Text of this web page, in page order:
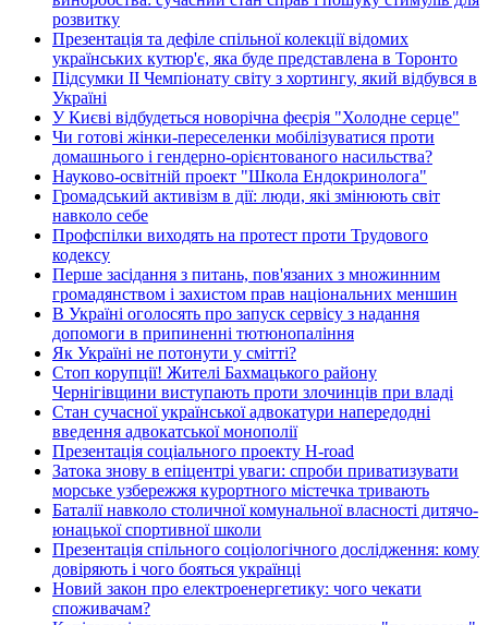
розвитку
Презентація та дефіле спільної колекції відомих
українських кутюр'є, яка буде представлена в Торонто
Підсумки ІІ Чемпіонату світу з хортингу, який відбувся в
Україні
У Києві відбудеться новорічна феєрія "Холодне серце"
Чи готові жінки-переселенки мобілізуватися проти
домашнього і гендерно-орієнтованого насильства?
Науково-освітній проект "Школа Ендокринолога"
Громадський активізм в дії: люди, які змінюють світ
навколо себе
Профспілки виходять на протест проти Трудового
кодексу
Перше засідання з питань, пов'язаних з множинним
громадянством і захистом прав національних меншин
В Україні оголосять про запуск сервісу з надання
допомоги в припиненні тютюнопаління
Як Україні не потонути у смітті?
Стоп корупції! Жителі Бахмацького району
Чернігівщини виступають проти злочинців при владі
Стан сучасної української адвокатури напередодні
введення адвокатської монополії
Презентація соціального проекту H-road
Затока знову в епіцентрі уваги: спроби приватизувати
морське узбережжя курортного містечка тривають
Баталії навколо столичної комунальної власності дитячо-
юнацької спортивної школи
Презентація спільного соціологічного дослідження: кому
довіряють і чого бояться українці
Новий закон про електроенергетику: чого чекати
споживачам?